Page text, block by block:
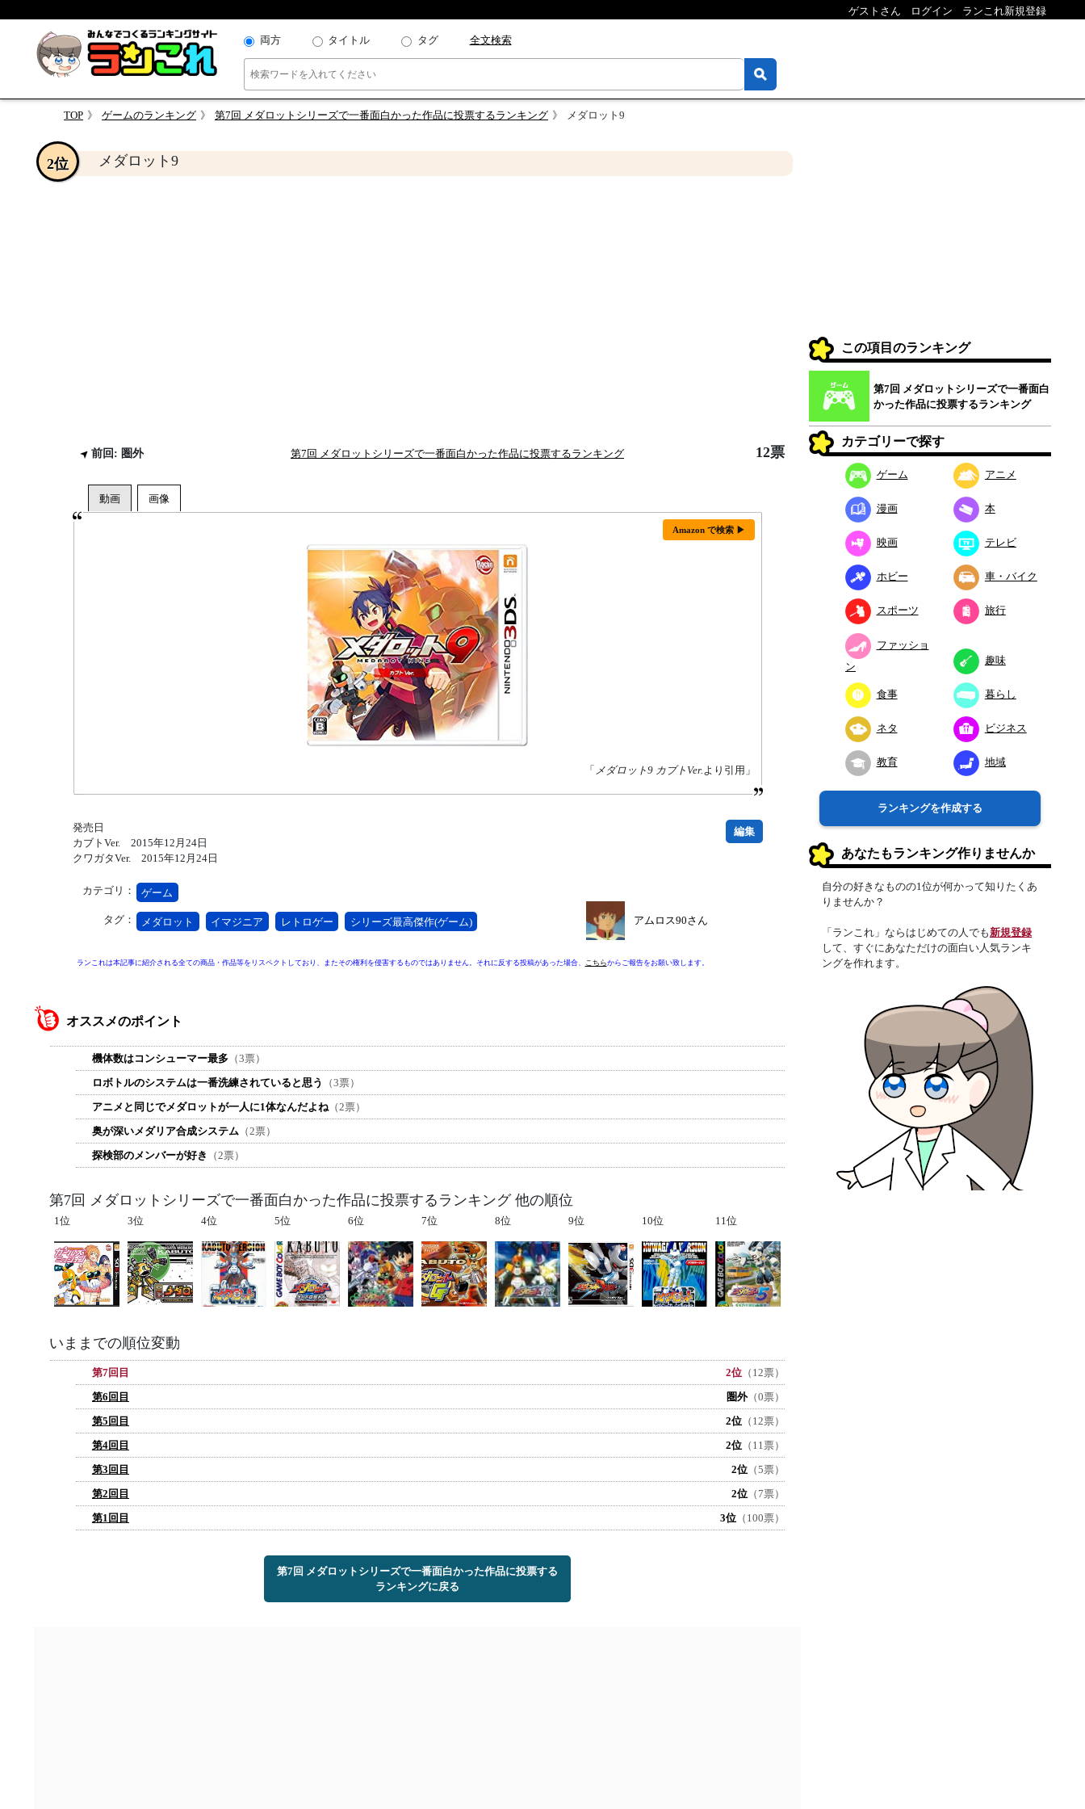
ゲストさん ログイン ランこれ新規登録
両方 タイトル タグ 全文検索
TOP ゲームのランキング 第7回 メダロットシリーズで一番面白かった作品に投票するランキング メダロット9
メダロット9
2位
前回: 圏外 第7回 メダロットシリーズで一番面白かった作品に投票するランキング 12票
Amazon で検索 ▶
「 メダロット9 カブトVer.より引用」
発売日
カブトVer. 2015年12月24日
クワガタVer. 2015年12月24日
カテゴリ： ゲーム
タグ： メダロット イマジニア レトロゲー シリーズ最高傑作(ゲーム)
編集
アムロス90さん
ランこれは本記事に紹介される全ての商品・作品等をリスペクトしており、またその権利を侵害するものではありません。それに反する投稿があった場合、 こちらからご報告をお願い致します。
オススメのポイント
機体数はコンシューマー最多 （3票）
ロボトルのシステムは一番洗練されていると思う
（3票）
アニメと同じでメダロットが一人に1体なんだよね（2票）
奥が深いメダリア合成システム （2票）
探検部のメンバーが好き
（2票）
第7回 メダロットシリーズで一番面白かった作品に投票するランキング 他の順位
1位 3位 4位 5位 6位 7位 8位 9位 10位 11位
いままでの順位変動
第7回目 2位 （12票）
第6回目
圏外（0票）
第5回目
2位 （12票）
第4回目
2位 （11票）
第3回目
2位 （5票）
第2回目
2位 （7票）
第1回目
3位 （100票）
第7回 メダロットシリーズで一番面白かった作品に投票する
ランキングに戻る
この項目のランキング
第7回 メダロットシリーズで一番面白
かった作品に投票するランキング
カテゴリーで探す
ゲーム アニメ
漫画 本
映画 テレビ
ホビー 車・バイク
スポーツ 旅行
ファッショ
ン
趣味
食事 暮らし
ネタ ビジネス
教育 地域
ランキングを作成する
あなたもランキング作りませんか
自分の好きなものの1位が何かって知りたくあ
りませんか？
「ランこれ」ならはじめての人でも新規登録
して、すぐにあなただけの面白い人気ランキ
ングを作れます。